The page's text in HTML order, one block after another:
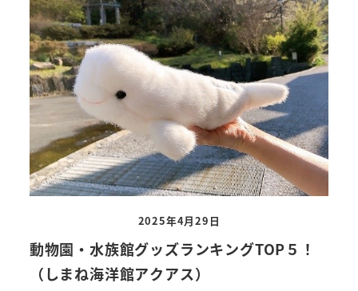
2025年4月29日
動物園・水族館グッズランキングTOP５！
（しまね海洋館アクアス）